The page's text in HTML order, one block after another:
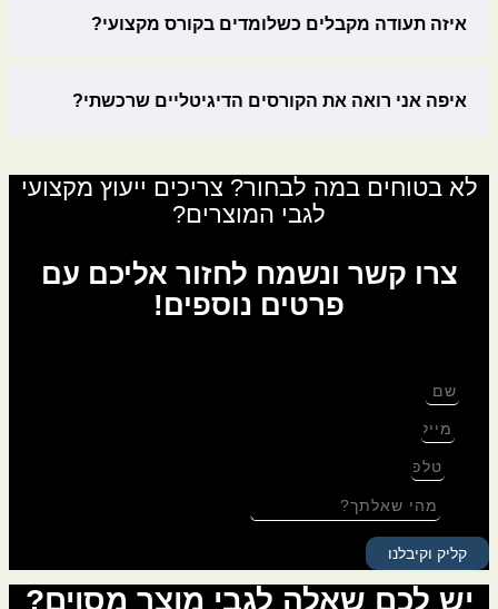
איזה תעודה מקבלים כשלומדים בקורס מקצועי?
איפה אני רואה את הקורסים הדיגיטליים שרכשתי?
לא בטוחים במה לבחור? צריכים ייעוץ מקצועי
לגבי המוצרים?
צרו קשר ונשמח לחזור אליכם עם
פרטים נוספים!
קליק וקיבלנו
יש לכם שאלה לגבי מוצר מסוים?